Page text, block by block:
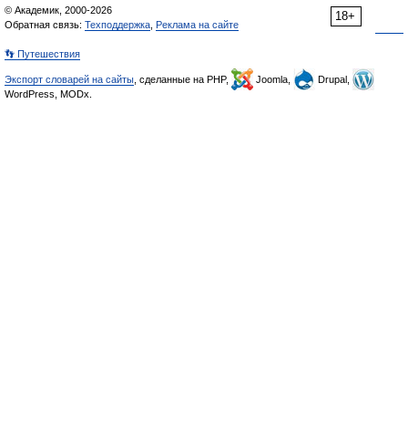
18+
© Академик, 2000-2026
Обратная связь: Техподдержка Реклама на сайте
👣 Путешествия
Экспорт словарей на сайты , сделанные на PHP, Joomla,
Drupal,
WordPress, MODx.